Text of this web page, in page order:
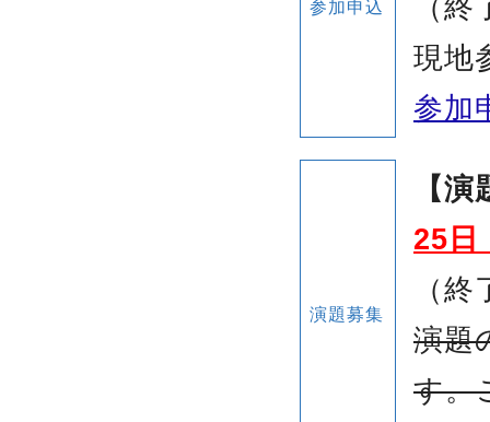
参加申込
（
現地
参加
演題募集
【
25日
（
演題
す。